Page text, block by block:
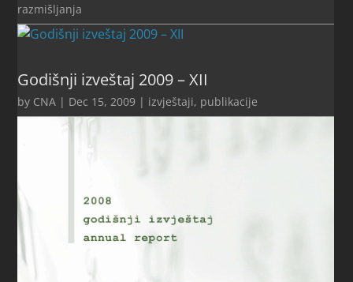
razmišljanja
Godišnji izveštaj 2009 – XII
by CNA | Dec 15, 2009 | izvještaji, publikacije